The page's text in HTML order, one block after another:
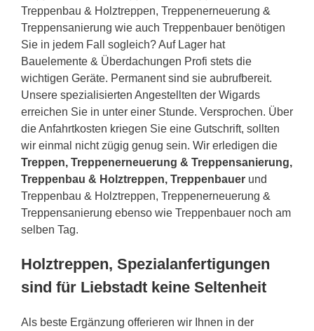
Treppenbau & Holztreppen, Treppenerneuerung &
Treppensanierung wie auch Treppenbauer benötigen
Sie in jedem Fall sogleich? Auf Lager hat
Bauelemente & Überdachungen Profi stets die
wichtigen Geräte. Permanent sind sie aubrufbereit.
Unsere spezialisierten Angestellten der Wigards
erreichen Sie in unter einer Stunde. Versprochen. Über
die Anfahrtkosten kriegen Sie eine Gutschrift, sollten
wir einmal nicht zügig genug sein. Wir erledigen die
Treppen, Treppenerneuerung & Treppensanierung,
Treppenbau & Holztreppen, Treppenbauer und
Treppenbau & Holztreppen, Treppenerneuerung &
Treppensanierung ebenso wie Treppenbauer noch am
selben Tag.
Holztreppen, Spezialanfertigungen
sind für Liebstadt keine Seltenheit
Als beste Ergänzung offerieren wir Ihnen in der